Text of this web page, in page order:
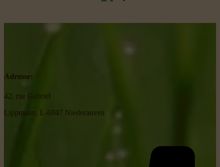
Adresse:
42, rue Gabriel
Lippmann, L-6947 Niederanven